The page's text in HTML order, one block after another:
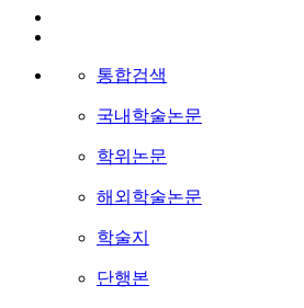
통합검색
국내학술논문
학위논문
해외학술논문
학술지
단행본